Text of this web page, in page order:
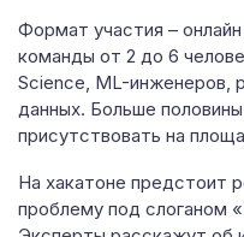
Формат участия –
команды от 2 до 6
Science, ML-инженеров,
данных. Больше
присутствовать на
На хакатоне предстоит
проблему под слоганом